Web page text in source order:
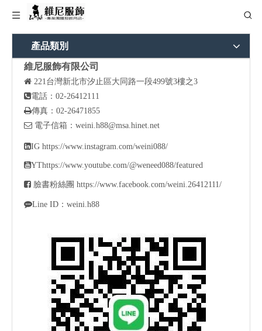
產品類別
維尼服飾有限公司
 221台灣新北市汐止區大同路一段499號3樓之3
電話：02-26412111
傳真：02-26471855
 電子信箱： weini.h88@msa.hinet.net
IG https://www.instagram.com/weini088/
YThttps://www.youtube.com/@weneed088/featured
 臉書粉絲團 https://www.facebook.com/weini.26412111/
Line ID：weini.h88